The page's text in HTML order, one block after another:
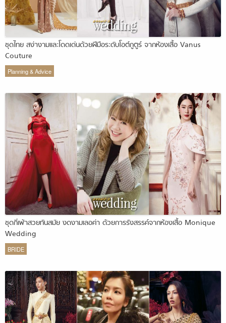
ชุดไทย สง่างามและโดดเด่นด้วยฝีมือระดับโอต์กูตูร์ จากห้องเสื้อ Vanus
Couture
Planning & Advice
ชุดกี่เพ้าสวยทันสมัย งดงามเลอค่า ด้วยการรังสรรค์จากห้องเสื้อ Monique
Wedding
BRIDE